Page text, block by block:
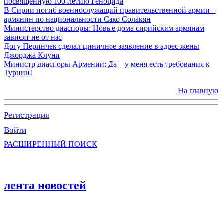
В Сирии погиб военнослужащий правительственной армии –
армянин по национальности Сако Солакян
Министерство диаспоры: Новые дома сирийским армянам
зависят не от нас
Догу Перинчек сделал циничное заявление в адрес жены
Джорджа Клуни
Министр диаспоры Армении: Да – у меня есть требования к
Турции!
На главную
Регистрация
Войти
РАСШИРЕННЫЙ ПОИСК
лента новостей